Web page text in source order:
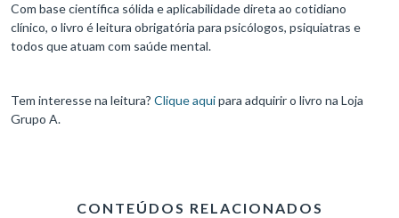
Com base científica sólida e aplicabilidade direta ao cotidiano
clínico, o livro é leitura obrigatória para psicólogos, psiquiatras e
todos que atuam com saúde mental.
Tem interesse na leitura? Clique aquipara adquirir o livro na Loja
Grupo A.
CONTEÚDOS RELACIONADOS